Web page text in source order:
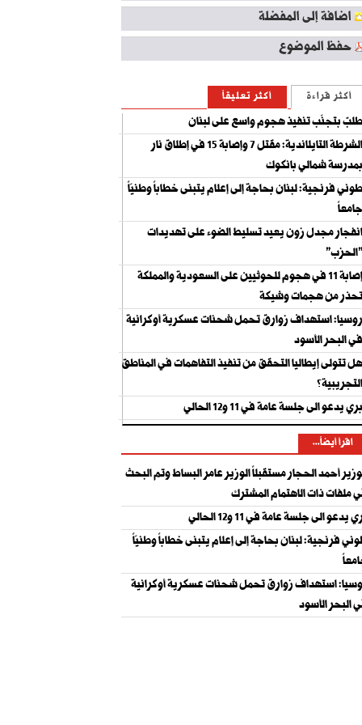
اضافة إلى المفضلة
حفظ الموضوع
أكثر قراءة أكثر تعليقاً
طلبٌ بتجنّب تنفيذ هجوم واسع على لبنان
الشرطة التايلاندية: مقتل 7 وإصابة 15 في إطلاق نار
بمدرسة شمالي بانكوك
طوني فرنجية: لبنان بحاجة إلى إعلام يتبنى خطاباً وطنيّاً
جامعاً
انفجار مجدل زون يعيد تسليط الضوء على تهديدات
"الحزب"
إصابة 11 في هجوم للحوثيين على السعودية والمملكة
تحذر من هجمات وشيكة
روسيا: استهداف زوارق تحمل شحنات عسكرية أوكرانية
في البحر الأسود
هل تتولى إيطاليا التحقق من تنفيذ التفاهمات في المناطق
التجريبية؟
بري يدعو الى جلسة عامة في 11 و12 الحالي
اقرأ أيضاً...
أحمد الحجار مستقبلاً الوزير عامر البساط وتم البحث
ملفات ذات الاهتمام المشترك
يدعو الى جلسة عامة في 11 و12 الحالي
فرنجية: لبنان بحاجة إلى إعلام يتبنى خطاباً وطنيّاً
استهداف زوارق تحمل شحنات عسكرية أوكرانية
البحر الأسود